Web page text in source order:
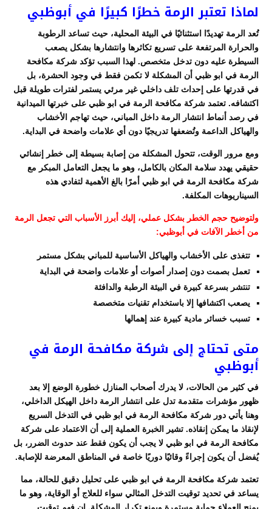
لماذا تعتبر الرمة خطرًا كبيرًا في أبوظبي
تُعد الرمة تهديدًا استثنائيًا في البيئة المحلية، حيث تساعد الرطوبة
والحرارة المرتفعة على تسريع تكاثرها وانتشارها بشكل يصعب
السيطرة عليه دون تدخل متخصص. لهذا السبب تؤكد شركة مكافحة
الرمة في ابو ظبي أن المشكلة لا تكمن فقط في وجود الحشرة، بل
في قدرتها على إحداث تلف داخلي غير مرئي يستمر لفترات طويلة قبل
اكتشافه. تعتمد شركة مكافحة الرمة في ابو ظبي على خبرتها الميدانية
في رصد أنماط انتشار الرمة داخل المباني، حيث تهاجم الأخشاب
والهياكل الداعمة وتُضعفها تدريجيًا دون أي علامات واضحة في البداية.
ومع مرور الوقت، تتحول المشكلة من إصابة بسيطة إلى خطر إنشائي
حقيقي يهدد سلامة المكان بالكامل، وهو ما يجعل التعامل المبكر مع
شركة مكافحة الرمة في ابو ظبي أمرًا بالغ الأهمية لتفادي هذه
السيناريوهات المكلفة.
ولتوضيح حجم الخطر بشكل عملي، إليك أبرز الأسباب التي تجعل الرمة
من أخطر الآفات في أبوظبي:
تتغذى على الأخشاب والهياكل الأساسية للمباني بشكل مستمر
تعمل بصمت دون إصدار أصوات أو علامات واضحة في البداية
تنتشر بسرعة كبيرة في البيئة الرطبة والدافئة
يصعب اكتشافها إلا باستخدام تقنيات متخصصة
تسبب خسائر مادية كبيرة عند إهمالها
متى تحتاج إلى شركة مكافحة الرمة في
أبوظبي
في كثير من الحالات، لا يدرك أصحاب المنازل خطورة الوضع إلا بعد
ظهور مؤشرات متقدمة تدل على انتشار الرمة داخل الهيكل الداخلي،
وهنا يأتي دور شركة مكافحة الرمة في ابو ظبي في التدخل السريع
لإنقاذ ما يمكن إنقاذه. تشير الخبرة العملية إلى أن الاعتماد على شركة
مكافحة الرمة في ابو ظبي لا يجب أن يكون فقط عند حدوث الضرر، بل
يُفضل أن يكون إجراءً وقائيًا دوريًا خاصة في المناطق المعرضة للإصابة.
تعتمد شركة مكافحة الرمة في ابو ظبي على تحليل دقيق للحالة، مما
يساعد في تحديد توقيت التدخل المثالي سواء للعلاج أو الوقاية، وهو ما